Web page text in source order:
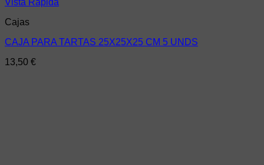
Vista Rápida
Cajas
CAJA PARA TARTAS 25X25X25 CM 5 UNDS
13,50 €